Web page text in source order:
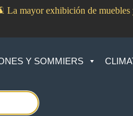
mayor exhibición de muebles
Y SOMMIERS